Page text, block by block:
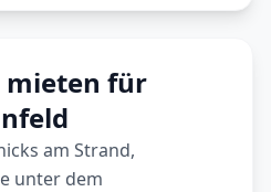
mieten für
am Strand,
unter dem